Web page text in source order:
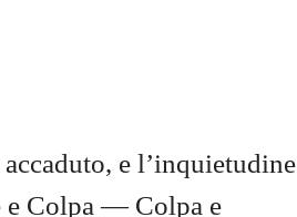
e l’inquietudine
e Colpa — Colpa e